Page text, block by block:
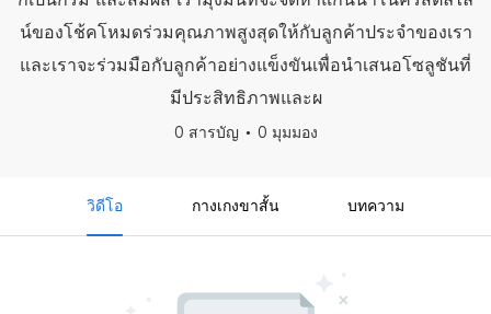
น์ของโช้คโหมดร่วมคุณภาพสูงสุดให้กับลูกค้าประจำของเรา
และเราจะร่วมมือกับลูกค้าอย่างแข็งขันเพื่อนำเสนอโซลูชันที่
มีประสิทธิภาพและผ
0 สารบัญ 0 มุมมอง
วิดีโอ กางเกงขาสั้น บทความ